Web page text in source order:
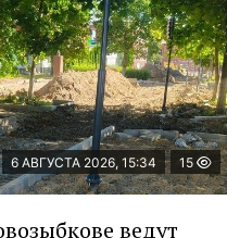
6 АВГУСТА 2026, 15:34 15
ведут